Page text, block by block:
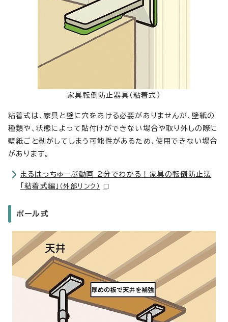
家具転倒防止器具（粘着式）
粘着式は、家具と壁に穴をあける必要がありませんが、壁紙の
種類や、状態によって貼付けができない場合や取り外しの際に
壁紙ごと剥がしてしまう可能性があるため、使用できない場合
があります。
まるはっちゅーぶ動画 2分でわかる！家具の転倒防止法
「粘着式編」 （外部リンク）
ポール式